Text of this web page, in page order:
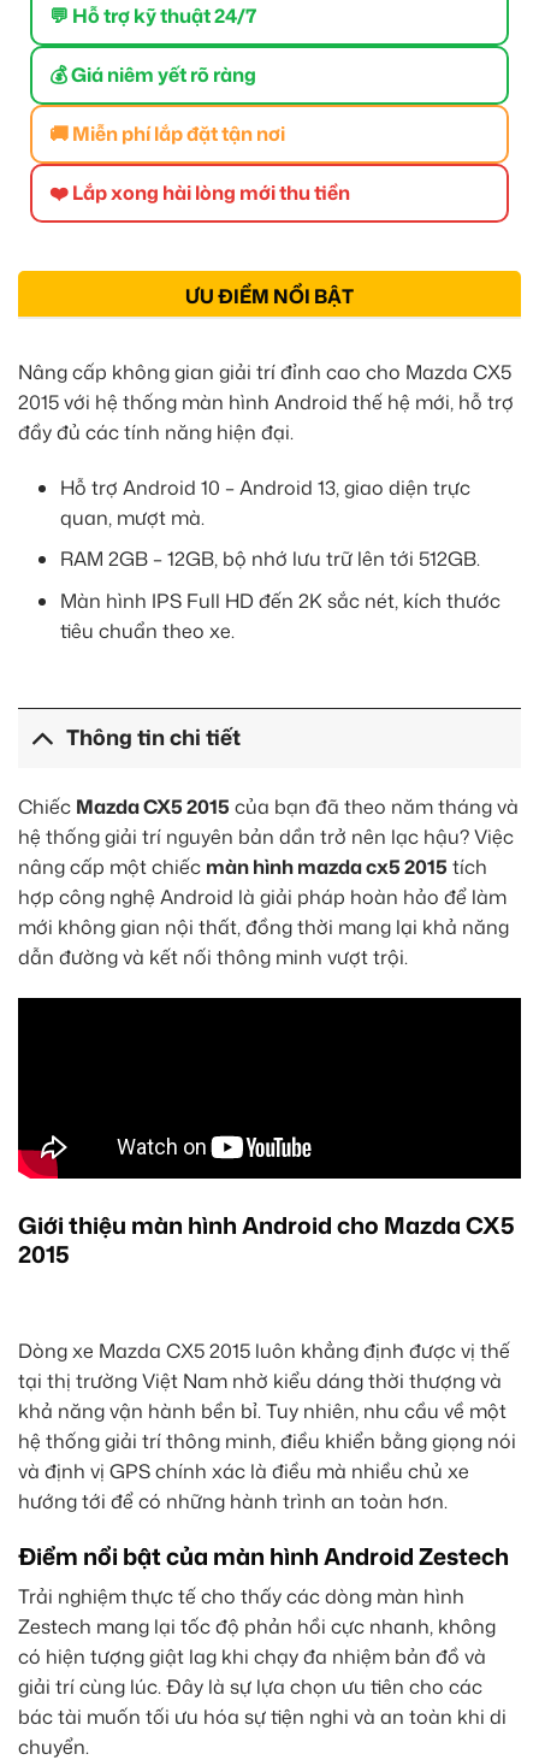
💬 Hỗ trợ kỹ thuật 24/7
💰 Giá niêm yết rõ ràng
🚚 Miễn phí lắp đặt tận nơi
❤️ Lắp xong hài lòng mới thu tiền
ƯU ĐIỂM NỔI BẬT
Nâng cấp không gian giải trí đỉnh cao cho Mazda CX5
2015 với hệ thống màn hình Android thế hệ mới, hỗ trợ
đầy đủ các tính năng hiện đại.
Hỗ trợ Android 10 – Android 13, giao diện trực
quan, mượt mà.
RAM 2GB – 12GB, bộ nhớ lưu trữ lên tới 512GB.
Màn hình IPS Full HD đến 2K sắc nét, kích thước
tiêu chuẩn theo xe.
Thông tin chi tiết
Chiếc Mazda CX5 2015 của bạn đã theo năm tháng và
hệ thống giải trí nguyên bản dần trở nên lạc hậu? Việc
nâng cấp một chiếc màn hình mazda cx5 2015 tích
hợp công nghệ Android là giải pháp hoàn hảo để làm
mới không gian nội thất, đồng thời mang lại khả năng
dẫn đường và kết nối thông minh vượt trội.
Giới thiệu màn hình Android cho Mazda CX5
2015
Dòng xe Mazda CX5 2015 luôn khẳng định được vị thế
tại thị trường Việt Nam nhờ kiểu dáng thời thượng và
khả năng vận hành bền bỉ. Tuy nhiên, nhu cầu về một
hệ thống giải trí thông minh, điều khiển bằng giọng nói
và định vị GPS chính xác là điều mà nhiều chủ xe
hướng tới để có những hành trình an toàn hơn.
Điểm nổi bật của màn hình Android Zestech
Trải nghiệm thực tế cho thấy các dòng màn hình
Zestech mang lại tốc độ phản hồi cực nhanh, không
có hiện tượng giật lag khi chạy đa nhiệm bản đồ và
giải trí cùng lúc. Đây là sự lựa chọn ưu tiên cho các
bác tài muốn tối ưu hóa sự tiện nghi và an toàn khi di
chuyển.